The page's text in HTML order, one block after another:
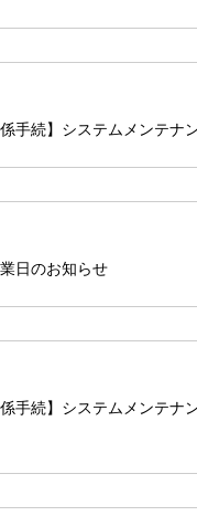
係手続】システムメンテ
日のお知らせ
係手続】システムメンテ